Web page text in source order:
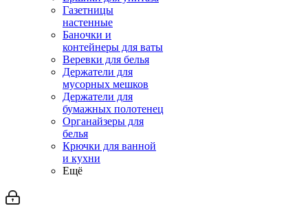
Газетницы
настенные
Баночки и
контейнеры для ваты
Веревки для белья
Держатели для
мусорных мешков
Держатели для
бумажных полотенец
Органайзеры для
белья
Крючки для ванной
и кухни
Ещё